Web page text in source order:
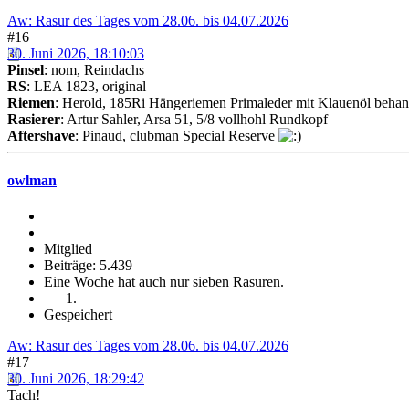
Aw: Rasur des Tages vom 28.06. bis 04.07.2026
#16
30. Juni 2026, 18:10:03
Pinsel: nom, Reindachs
RS: LEA 1823, original
Riemen: Herold, 185Ri Hängeriemen Primaleder mit Klauenöl
Rasierer: Artur Sahler, Arsa 51, 5/8 vollhohl Rundkopf
Aftershave: Pinaud, clubman Special Reserve
owlman
Mitglied
Beiträge: 5.439
Eine Woche hat auch nur sieben Rasuren.
Gespeichert
Aw: Rasur des Tages vom 28.06. bis 04.07.2026
#17
30. Juni 2026, 18:29:42
Tach!